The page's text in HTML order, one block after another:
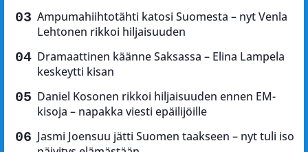
Ampumahiihtotähti katosi Suomesta – nyt Venla
Lehtonen rikkoi hiljaisuuden
Dramaattinen käänne Saksassa – Elina Lampela
keskeytti kisan
Daniel Kosonen rikkoi hiljaisuuden ennen EM-
kisoja – napakka viesti epäilijöille
Jasmi Joensuu jätti Suomen taakseen – nyt tuli iso